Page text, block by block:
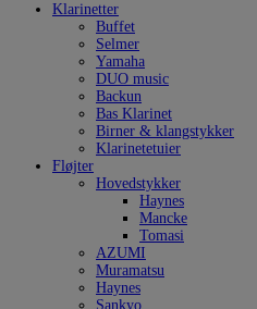
Klarinetter
Buffet
Selmer
Yamaha
DUO music
Backun
Bas Klarinet
Birner & klangstykker
Klarinetetuier
Fløjter
Hovedstykker
Haynes
Mancke
Tomasi
AZUMI
Muramatsu
Haynes
Sankyo